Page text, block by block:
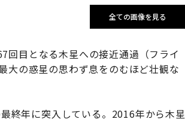
全ての画像を見る
回目となる木星への接近通過（フライ
大の惑星の思わず息をのむほど壮観な
終年に突入している。2016年から木星